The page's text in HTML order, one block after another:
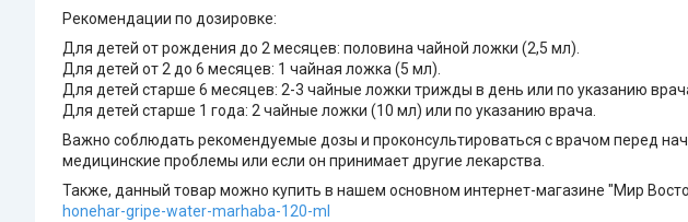
Рекомендации по дозировке:
Для детей от рождения до 2 месяцев: половина чайной ложки (2,5 мл).
Для детей от 2 до 6 месяцев: 1 чайная ложка (5 мл).
Для детей старше 6 месяцев: 2-3 чайные ложки трижды в день или по указанию
Для детей старше 1 года: 2 чайные ложки (10 мл) или по указанию врача.
Важно соблюдать рекомендуемые дозы и проконсультироваться с врачом перед
медицинские проблемы или если он принимает другие лекарства.
Также, данный товар можно купить в нашем основном интернет-магазине "Мир
honehar-gripe-water-marhaba-120-ml